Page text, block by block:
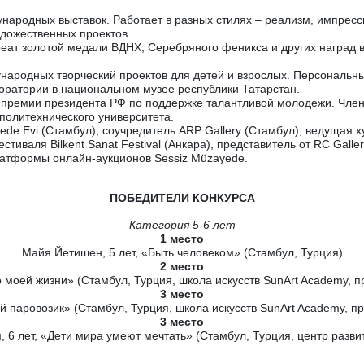
выставок. Работает в разных стилях – реализм,
проектов.
золотой медали ВДНХ, Серебряного феникса и других наград
творческий проектов для детей и взрослых.
в национальном музее республики Татарстан.
президента РФ по поддержке талантливой молодежи.
университета.
Evi (Стамбул), соучредитель ARP Gallery (Стамбул), ведущая
Bilkent Sanat Festival (Анкара), представитель от RC
онлайн-аукционов Sessiz Müzayede.
ПОБЕДИТЕЛИ КОНКУРСА
Категория 5-6 лет
1 место
Майя Йетишен, 5 лет, «Быть человеком» (Стамбул, Турция)
2 место
жизни» (Стамбул, Турция, школа искусств SunArt Academy,
3 место
паровозик» (Стамбул, Турция, школа искусств SunArt Academy,
3 место
лет, «Дети мира умеют мечтать» (Стамбул, Турция, центр